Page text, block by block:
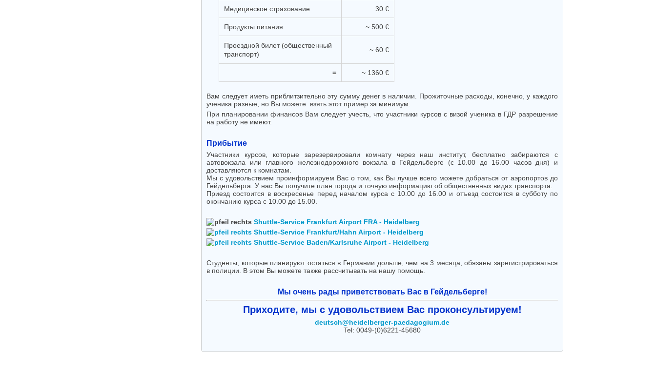
Медицинское страхование 30 €
Продукты питания ~ 500 €
Проездной билет (общественный
транспорт)
~ 60 €
= ~ 1360 €
Вам следует иметь приблитзительно эту сумму денег в наличии. Прожиточные расходы, конечно, у каждого
ученика разные, но Вы можете взять этот пример за минимум.
При планировании финансов Вам следует учесть, что участники курсов с визой ученика в ГДР разрешение
на работу не имеют.
Прибытие
Участники курсов, которые зарезервировали комнату через наш институт, бесплатно забираются с
автовокзала или главного железнодорожного вокзала в Гейдельберге (с 10.00 до 16.00 часов дня) и
доставляются к комнатам.
Мы с удовольствием проинформируем Вас о том, как Вы лучше всего можете добраться от аэропортов до
Гейдельберга. У нас Вы получите план города и точную информацию об общественных видах транспорта.
Приезд состоится в воскресенье перед началом курса с 10.00 до 16.00 и отъезд состоится в субботу по
окончанию курса с 10.00 до 15.00.
Shuttle-Service Frankfurt Airport FRA - Heidelberg
Shuttle-Service Frankfurt/Hahn Airport - Heidelberg
Shuttle-Service Baden/Karlsruhe Airport - Heidelberg
Студенты, которые планируют остаться в Германии дольше, чем на 3 месяца, обязаны зарегистрироваться
в полиции. В этом Вы можете также рассчитывать на нашу помощь.
Мы очень рады приветствовать Вас в Гейдельберге!
Приходите, мы с удовольствием Вас проконсультируем!
deutsch@heidelberger-paedagogium.de
Tel: 0049-(0)6221-45680